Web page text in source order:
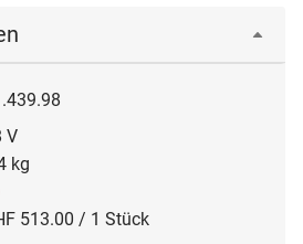
V
kg
513.00 / 1 Stück